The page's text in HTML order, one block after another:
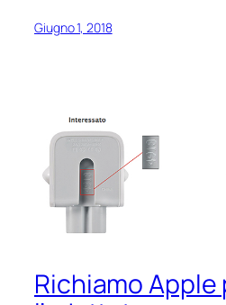
Giugno 1, 2018
Richiamo Apple